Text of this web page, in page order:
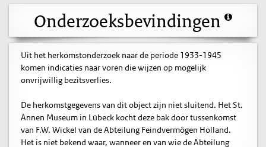
Onderzoeksbevindingen
Uit het herkomstonderzoek naar de periode 1933-1945
komen indicaties naar voren die wijzen op mogelijk
onvrijwillig bezitsverlies.
De herkomstgegevens van dit object zijn niet sluitend. Het St.
Annen Museum in Lübeck kocht deze bak door tussenkomst
van F.W. Wickel van de Abteilung Feindvermögen Holland.
Het is niet bekend waar, wanneer en van wie de Abteilung